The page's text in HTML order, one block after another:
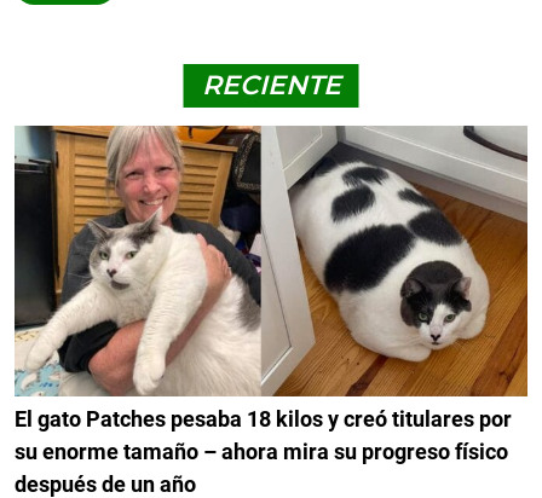
RECIENTE
El gato Patches pesaba 18 kilos y creó titulares por
su enorme tamaño – ahora mira su progreso físico
después de un año